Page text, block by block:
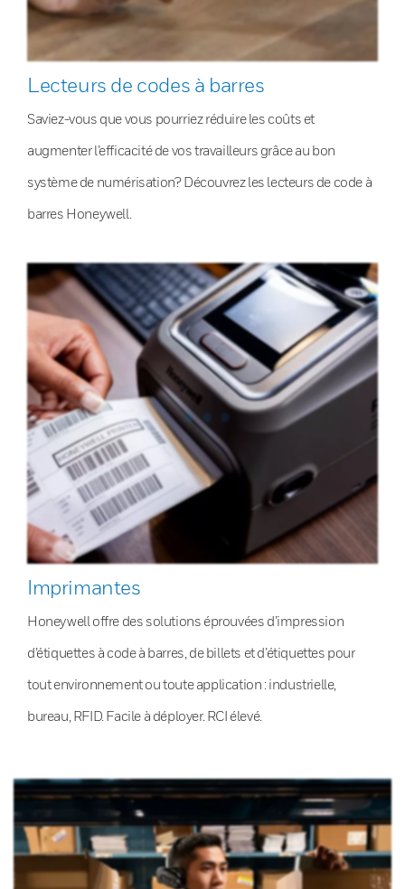
Lecteurs de codes à barres
Saviez-vous que vous pourriez réduire les coûts et
augmenter l’efficacité de vos travailleurs grâce au bon
système de numérisation? Découvrez les lecteurs de code à
barres Honeywell.
Imprimantes
Honeywell offre des solutions éprouvées d’impression
d’étiquettes à code à barres, de billets et d’étiquettes pour
tout environnement ou toute application : industrielle,
bureau, RFID. Facile à déployer. RCI élevé.